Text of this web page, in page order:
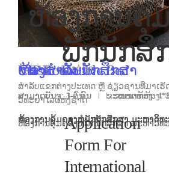
ຫ້ອງ VIP (ຕຽງດ່ຽວ)
ສຳລັບແຂກຕ່າງປະເທດ ຫຼື ຊ່ຽວຊານທີ່ມາເ
ວິທະຍາໄລແຫ່ງຊາດ
ຫ້ອງການຄຸ້ມຄອງຫໍພັກນັກສຶກສາ ມະຫາວິທ
VIP Room
ສາມາດບັນຈຸ: 1-2 ຄົນ ຂະໜາດຫ້ອງ:
ຫ້ອງການຄຸ້ມຄອງຫໍພັກນັກສຶກສາ ມະຫາວິທ
Classic Double Bed
ສາມາດບັນຈຸ: 1-2 ຄົນ ຂະໜາດຫ້ອງ:
ຫ້ອງການຄຸ້ມຄອງຫໍພັກນັກສຶກສາ ມະຫາວິທ
ຫ້ອງສຳລັບນັກສຶກສາ
ສາມາດບັນຈຸ: 3 ຄົນ ຂະໜາດຫ້ອງ:
ຫ້ອງການຄຸ້ມຄອງຫໍພັກນັກສຶກສາ ມະຫາວິທ
ຫ້ອງການຄຸ້
ພັກນັກສຶ
Application
Form For
International